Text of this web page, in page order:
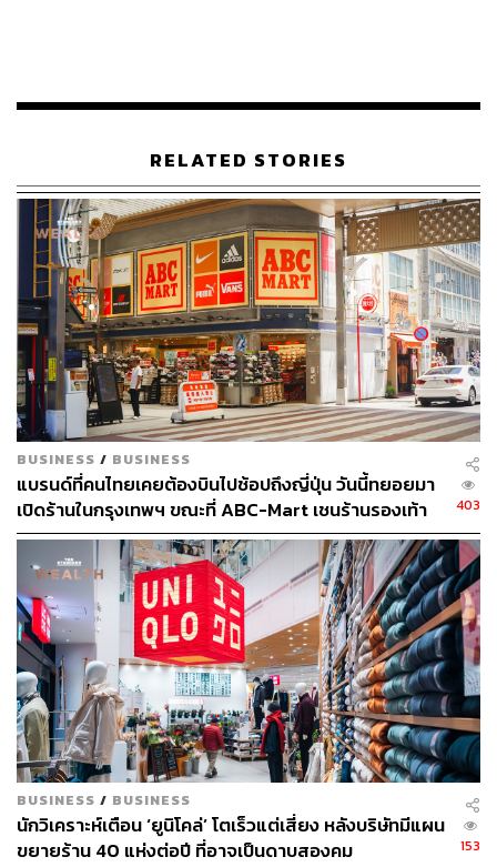
นอื่นๆ ซึ่งมากกว่า 80% ที่ใช้จ่ายเพื่อลงทุนในญี่ปุ่นเอง
Fast Retailing มีแผนจะใช้เงินรวม 1 แสนล้านเยน หรือเกือบ
30,000 ล้านบาท เพื่อสร้างคลังสินค้าอัตโนมัติ ไม่เพียงแต่ใน
โอซาก้า แต่ยังรวมถึงในจีน เอเชียตะวันออกเฉียงใต้ และ
สหรัฐอเมริกาด้วย
อัตราการใช้อินเทอร์เน็ตในบางประเทศในเอเชียสูงกว่าใน
ญี่ปุ่น และเว็บไซต์อาจกลายเป็นช่องทางที่สำคัญในการติดต่อ
กับลูกค้าในต่างประเทศ ณ สิ้นเดือนสิงหาคม 2019 สัดส่วน
การขายอีคอมเมิร์ซในประเทศจีนอยู่ที่ประมาณ 20% ซึ่งสูง
เป็นสองเท่าของญี่ปุ่น
นอกจากการสร้างคลังสินค้าอัตโนมัติในเอเชียแล้ว Uniqlo
จะส่งเสริมบริการที่เรียกว่า Click and Collect ซึ่งลูกค้า
สามารถสั่งซื้อสินค้าทางออนไลน์ และไปรับสินค้าในร้านค้า
ใกล้เคียง บริการดังกล่าวเติบโตขึ้นในช่วงที่โรคโควิด-19
ระบาด เนื่องจากลูกค้าไม่ต้องเสียเวลาอยู่ในร้านค้า
นอกเหนือจากช่องทางออนไลน์แล้ว Fast Retailing จะเน้น
พัฒนาร้านค้าขนาดใหญ่ที่ออกแบบมาเพื่อเพิ่มการรับรู้ของผู้
บริโภคเกี่ยวกับแบรนด์ Uniqlo โดยในปีนี้ได้เปิดร้านค้าขนาด
ใหญ่สามแห่งในโยโกฮามาและโตเกียว ซึ่งร้านดังกล่าวได้
รวมเอาการขายแบบดิจิทัล ออฟไลน์ และสร้างสภาพ
แวดล้อมที่ครอบครัวสามารถเพลิดเพลินกับการช้อปปิ้งด้วย
กันได้ โดย ณ สิ้นเดือนพฤษภาคม ร้านค้าขนาดใหญ่กว่า
1,300 ตารางเมตร คิดเป็น 30% ของร้าน Uniqlo ทั้งหมด
RELATED STORIES
BUSINESS / BUSINESS
แบรนด์ที่คนไทยเคยต้องบินไปช้อปถึงญี่ปุ่น วันนี้ทยอยมา
เปิดร้านในกรุงเทพฯ ขณะที่ ABC-Mart เชนร้านรองเท้า
รายใหญ่ก็เริ่มมองตลาดนี้แล้ว
403
BUSINESS / BUSINESS
นักวิเคราะห์เตือน ‘ยูนิโคล่’ โตเร็วแต่เสี่ยง หลังบริษัทมีแผน
ขยายร้าน 40 แห่งต่อปี ที่อาจเป็นดาบสองคม
153